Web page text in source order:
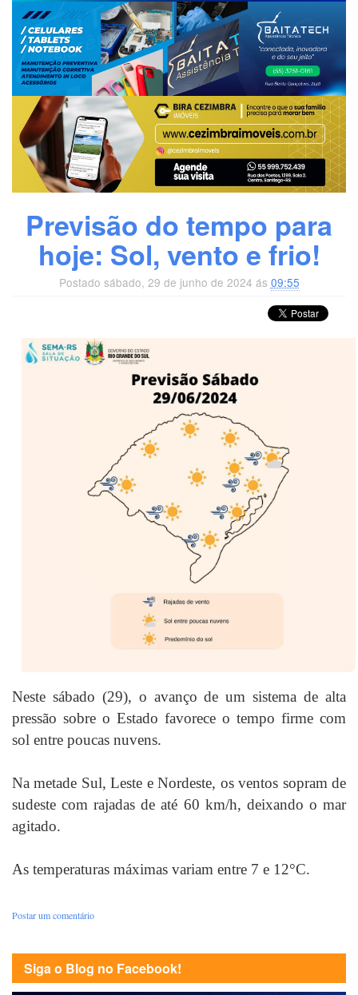
Previsão do tempo para
hoje: Sol, vento e frio!
Postado sábado, 29 de junho de 2024 ás 09:55
Neste sábado (29), o avanço de um sistema de alta
pressão sobre o Estado favorece o tempo firme com
sol entre poucas nuvens.
Na metade Sul, Leste e Nordeste, os ventos sopram de
sudeste com rajadas de até 60 km/h, deixando o mar
agitado.
As temperaturas máximas variam entre 7 e 12°C.
Postar um comentário
Siga o Blog no Facebook!